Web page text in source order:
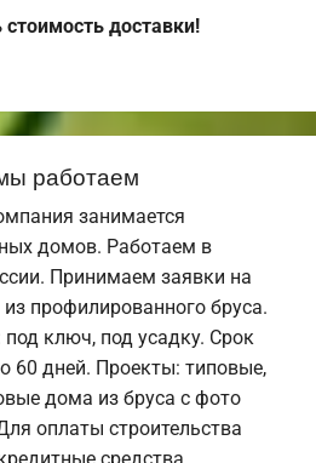
доставки!
работаем
занимается
домов. Работаем в
Принимаем заявки на
профилированного бруса.
ключ, под усадку. Срок
60 дней. Проекты: типовые,
дома из бруса с фото
оплаты строительства